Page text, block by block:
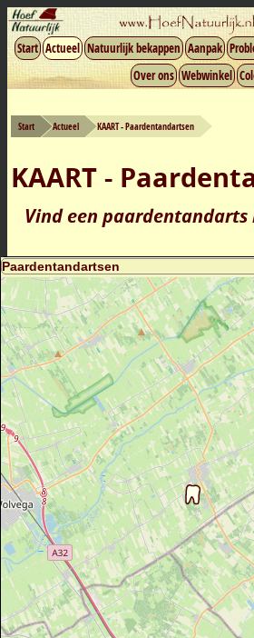
Start Actueel Natuurlijk bekappen Aanpak
Over ons Webwinkel
Start Actueel KAART - Paardentandartsen
KAART -
Vind een paardentandarts